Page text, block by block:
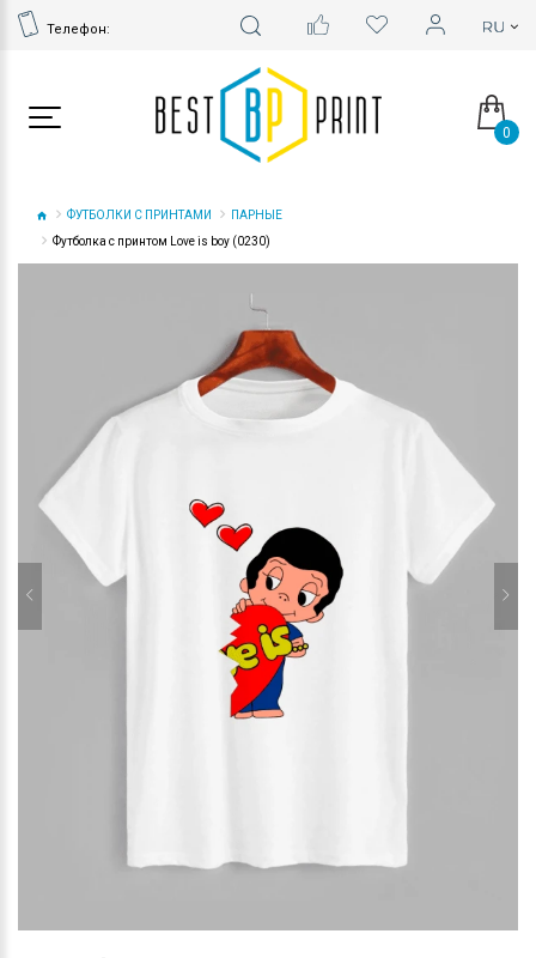
Телефон:
0
ФУТБОЛКИ С ПРИНТАМИ
ПАРНЫЕ
Футболка с принтом Love is boy (0230)